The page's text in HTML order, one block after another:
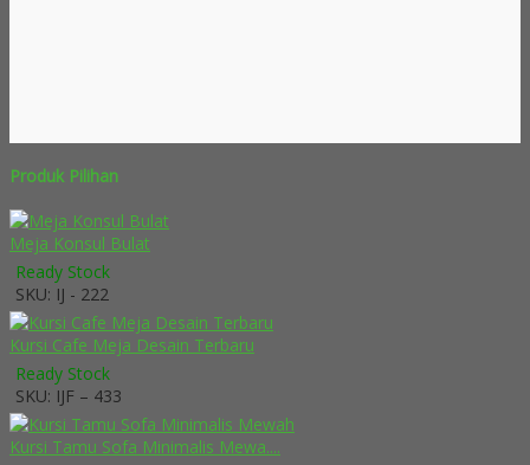
Produk Pilihan
Meja Konsul Bulat
Ready Stock
SKU: IJ - 222
Kursi Cafe Meja Desain Terbaru
Ready Stock
SKU: IJF – 433
Kursi Tamu Sofa Minimalis Mewa....